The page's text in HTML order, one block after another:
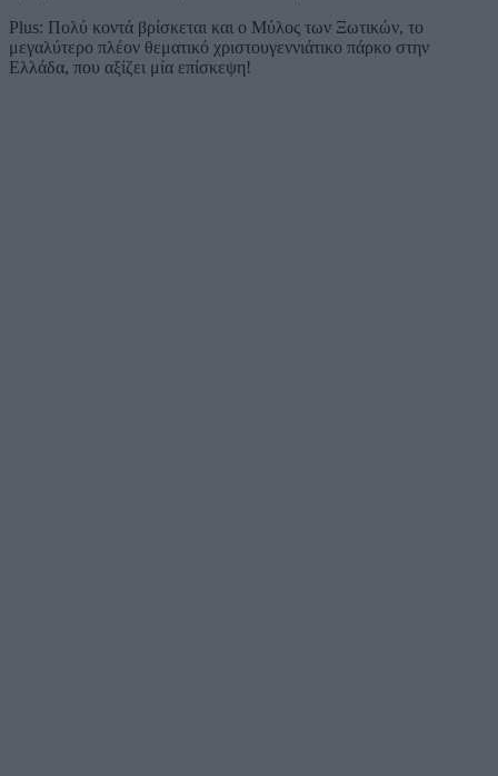
Plus: Πολύ κοντά βρίσκεται και ο Μύλος των Ξωτικών, το
μεγαλύτερο πλέον θεματικό χριστουγεννιάτικο πάρκο στην
Ελλάδα, που αξίζει μία επίσκεψη!